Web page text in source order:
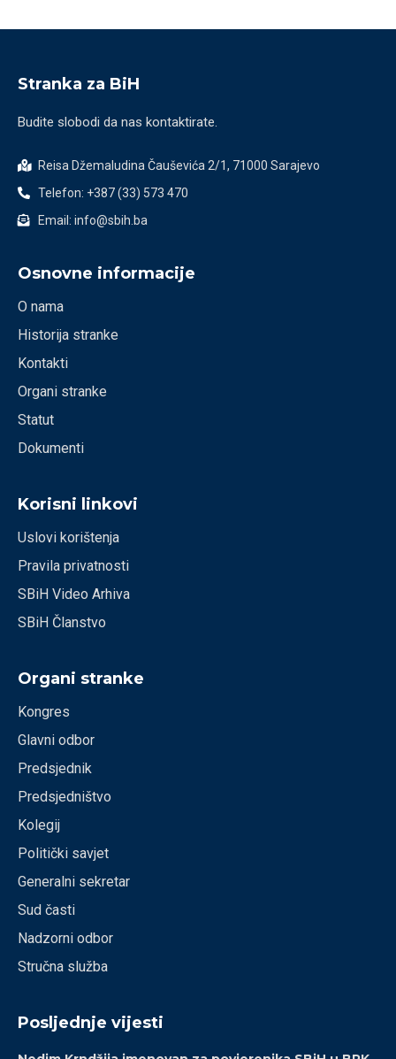
Stranka za BiH
Budite slobodi da nas kontaktirate.
Reisa Džemaludina Čauševića 2/1, 71000 Sarajevo
Telefon: +387 (33) 573 470
Email: info@sbih.ba
Osnovne informacije
O nama
Historija stranke
Kontakti
Organi stranke
Statut
Dokumenti
Korisni linkovi
Uslovi korištenja
Pravila privatnosti
SBiH Video Arhiva
SBiH Članstvo
Organi stranke
Kongres
Glavni odbor
Predsjednik
Predsjedništvo
Kolegij
Politički savjet
Generalni sekretar
Sud časti
Nadzorni odbor
Stručna služba
Posljednje vijesti